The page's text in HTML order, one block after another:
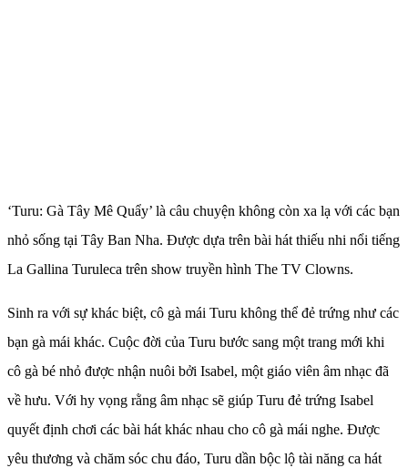
‘Turu: Gà Tây Mê Quẩy’ là câu chuyện không còn xa lạ với các bạn
nhỏ sống tại Tây Ban Nha. Được dựa trên bài hát thiếu nhi nổi tiếng
La Gallina Turuleca trên show truyền hình The TV Clowns.
Sinh ra với sự khác biệt, cô gà mái Turu không thể đẻ trứng như các
bạn gà mái khác. Cuộc đời của Turu bước sang một trang mới khi
cô gà bé nhỏ được nhận nuôi bởi Isabel, một giáo viên âm nhạc đã
về hưu. Với hy vọng rằng âm nhạc sẽ giúp Turu đẻ trứng Isabel
quyết định chơi các bài hát khác nhau cho cô gà mái nghe. Được
yêu thương và chăm sóc chu đáo, Turu dần bộc lộ tài năng ca hát